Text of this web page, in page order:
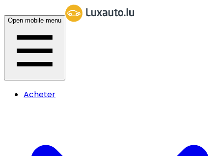
Open mobile menu
Acheter